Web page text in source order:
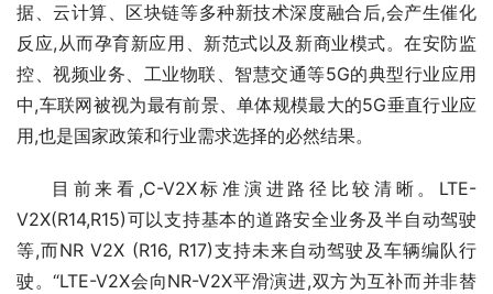
据、云计算、区块链等多种新技术深度融合后,会产生催化
反应,从而孕育新应用、新范式以及新商业模式。在安防监
控、视频业务、工业物联、智慧交通等5G的典型行业应用
中,车联网被视为最有前景、单体规模最大的5G垂直行业应
用,也是国家政策和行业需求选择的必然结果。
目前来看,C-V2X标准演进路径比较清晰。LTE-
V2X(R14,R15)可以支持基本的道路安全业务及半自动驾驶
等,而NR V2X (R16, R17)支持未来自动驾驶及车辆编队行
驶。“LTE-V2X会向NR-V2X平滑演进,双方为互补而并非替